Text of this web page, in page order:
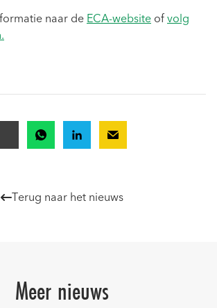
naar de ECA-website ofvolg
Terug naar het nieuws
Meer nieuws